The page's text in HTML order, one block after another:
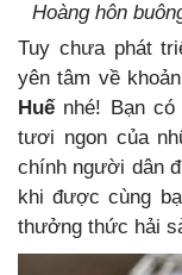
Hoàng hôn
Tuy chưa phát
yên tâm về
Huếnhé! Bạn có
tươi ngon của
chính người dân
khi được cùng
thưởng thức hải